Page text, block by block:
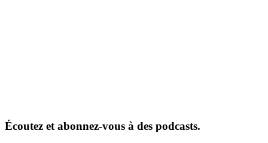
Écoutez et abonnez-vous à des podcasts.